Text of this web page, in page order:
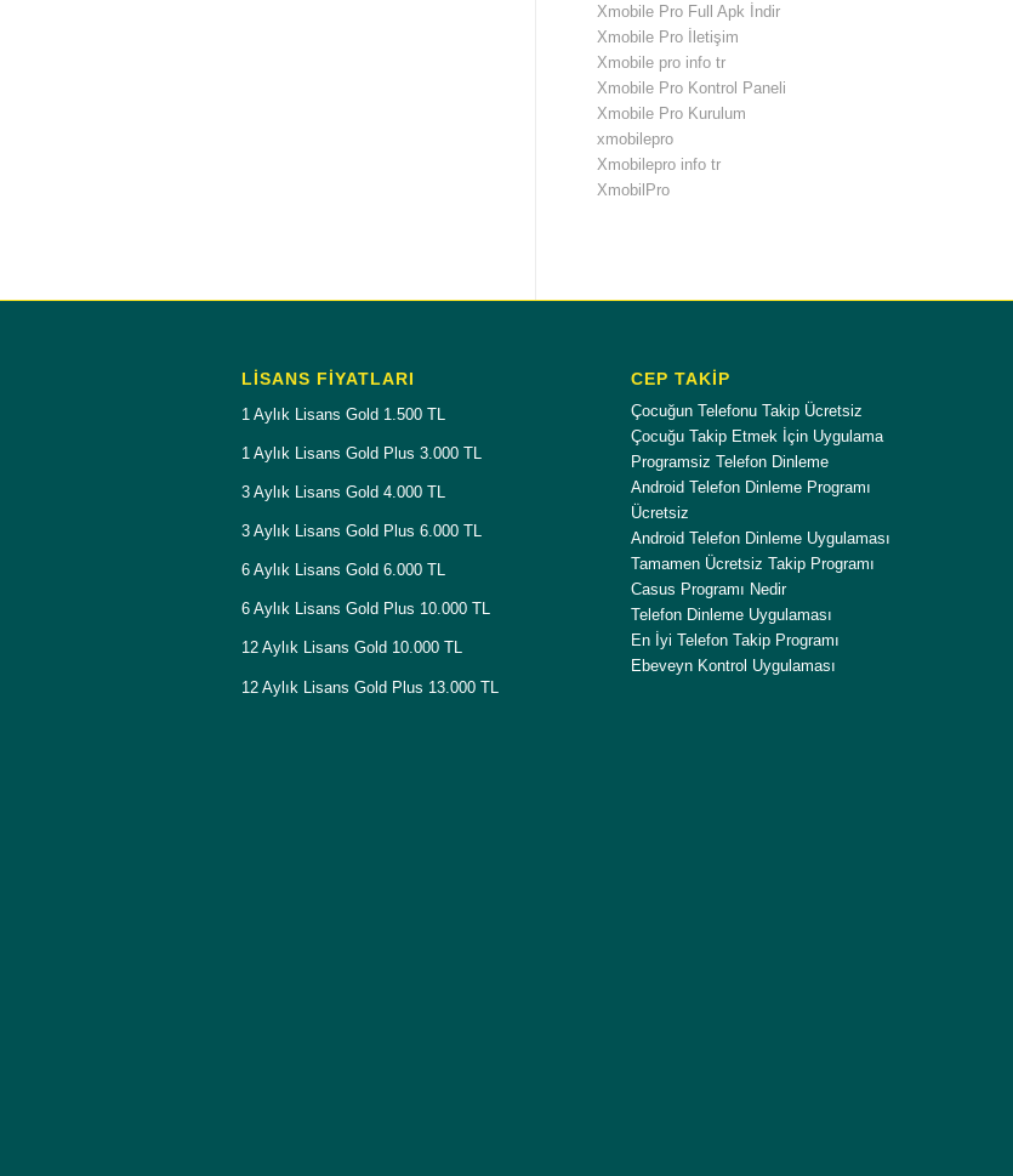
Xmobile Pro Full Apk İndir
Xmobile Pro İletişim
Xmobile pro info tr
Xmobile Pro Kontrol Paneli
Xmobile Pro Kurulum
xmobilepro
Xmobilepro info tr
XmobilPro
LISANS FIYATLARI
1 Aylık Lisans Gold 1.500 TL
1 Aylık Lisans Gold Plus 3.000 TL
3 Aylık Lisans Gold 4.000 TL
3 Aylık Lisans Gold Plus 6.000 TL
6 Aylık Lisans Gold 6.000 TL
6 Aylık Lisans Gold Plus 10.000 TL
12 Aylık Lisans Gold 10.000 TL
12 Aylık Lisans Gold Plus 13.000 TL
CEP TAKİP
Çocuğun Telefonu Takip Ücretsiz
Çocuğu Takip Etmek İçin Uygulama
Programsiz Telefon Dinleme
Android Telefon Dinleme Programı
Ücretsiz
Android Telefon Dinleme Uygulaması
Tamamen Ücretsiz Takip Programı
Casus Programı Nedir
Telefon Dinleme Uygulaması
En İyi Telefon Takip Programı
Ebeveyn Kontrol Uygulaması